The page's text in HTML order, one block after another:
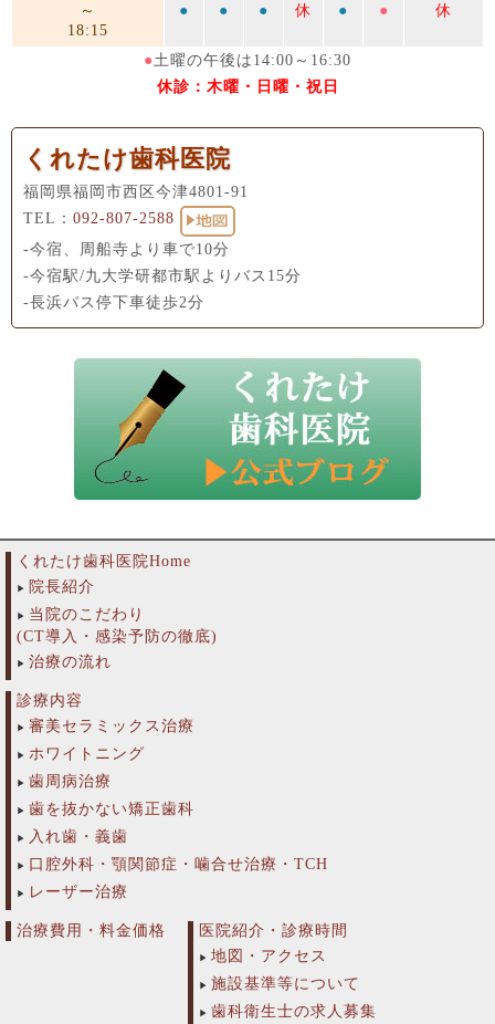
～
18:15
● ● ● 休 ● ● 休
●土曜の午後は14:00～16:30
休診：木曜・日曜・祝日
くれたけ歯科医院
福岡県福岡市西区今津4801-91
TEL： 092-807-2588
-今宿、周船寺より車で10分
-今宿駅/九大学研都市駅よりバス15分
-長浜バス停下車徒歩2分
くれたけ歯科医院Home
院長紹介
当院のこだわり
(CT導入・感染予防の徹底)
治療の流れ
診療内容
審美セラミックス治療
ホワイトニング
歯周病治療
歯を抜かない矯正歯科
入れ歯・義歯
口腔外科・顎関節症・噛合せ治療・TCH
レーザー治療
治療費用・料金価格
医院紹介・診療時間
地図・アクセス
施設基準等について
歯科衛生士の求人募集